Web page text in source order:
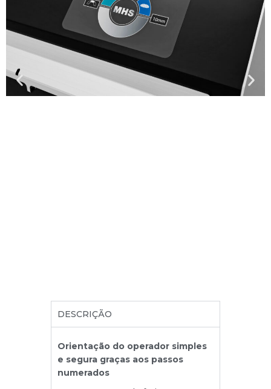
DESCRIÇÃO
Orientação do operador simples
e segura graças aos passos
numerados